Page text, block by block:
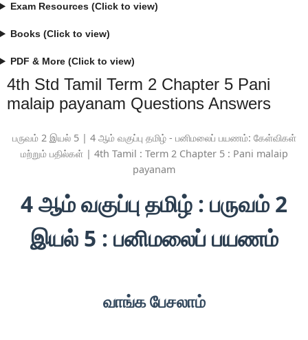
Exam Resources (Click to view)
Books (Click to view)
PDF & More (Click to view)
4th Std Tamil Term 2 Chapter 5 Pani
malaip payanam Questions Answers
பருவம் 2 இயல் 5 | 4 ஆம் வகுப்பு தமிழ் - பனிமலைப் பயணம்: கேள்விகள்
மற்றும் பதில்கள் | 4th Tamil : Term 2 Chapter 5 : Pani malaip
payanam
4 ஆம் வகுப்பு தமிழ் : பருவம் 2
இயல் 5 : பனிமலைப் பயணம்
வாங்க பேசலாம்